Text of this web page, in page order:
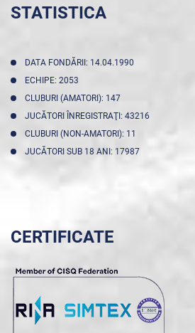
STATISTICA
DATA FONDĂRII: 14.04.1990
ECHIPE: 2053
CLUBURI (AMATORI): 147
JUCĂTORI ÎNREGISTRAŢI: 43216
CLUBURI (NON-AMATORI): 11
JUCĂTORI SUB 18 ANI: 17987
CERTIFICATE